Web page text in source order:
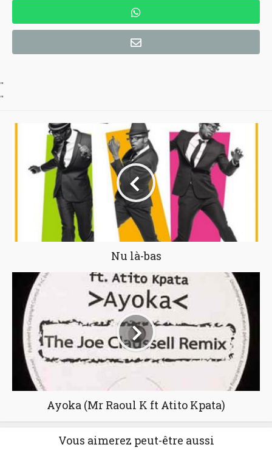
"
"
Nu là-bas
Ayoka (Mr Raoul K ft Atito Kpata)
Vous aimerez peut-être aussi